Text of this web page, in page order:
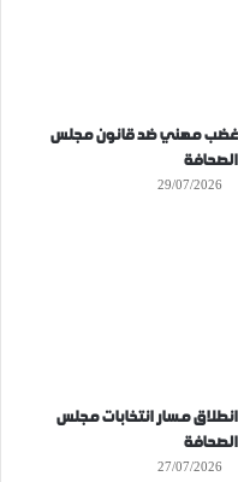
غضب مهني ضد قانون مجلس
الصحافة
29/07/2026
انطلاق مسار انتخابات مجلس
الصحافة
27/07/2026